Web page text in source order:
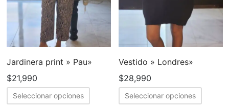
Jardinera print » Pau»
$21,990
Seleccionar opciones
Este
producto
Vestido » Londres»
$28,990
Seleccionar opciones
Este